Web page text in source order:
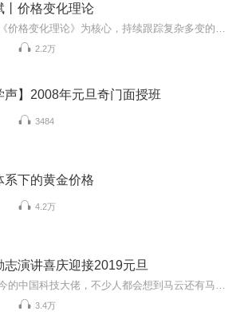
丨价格变化理论
2.2万
声】2008年元旦奇门面授班
3484
系下的黄金价格
4.2万
志演讲喜庆迎接2019元旦
3.4万